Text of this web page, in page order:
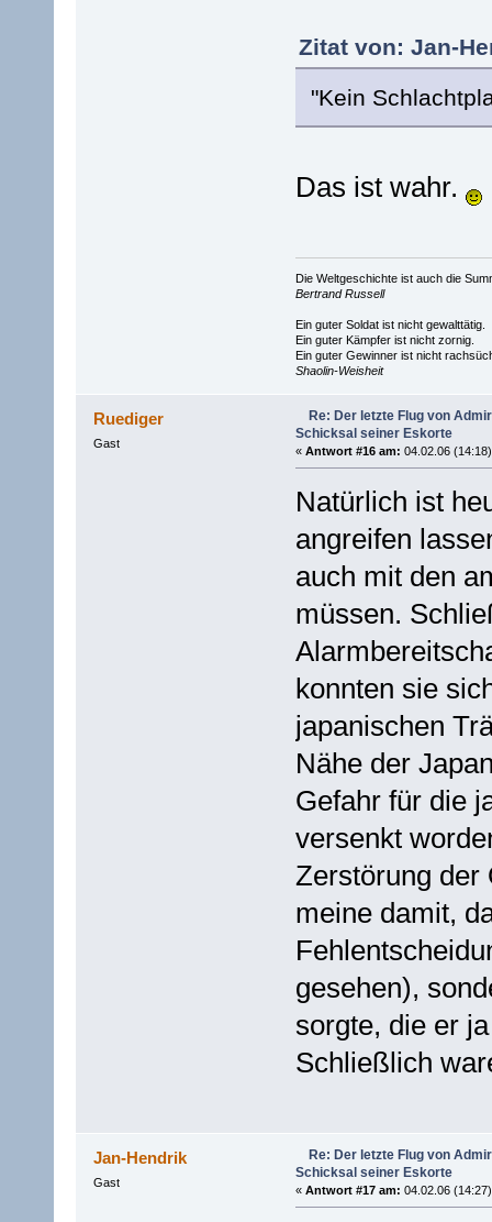
Zitat von: Jan-
"Kein
Das ist wahr.
Die Weltgeschichte ist auch die
Bertrand Russell
Ein guter Soldat ist nicht gewalttätig.
Ein guter Kämpfer ist nicht zornig.
Ein guter Gewinner ist nicht
Shaolin-Weisheit
Ruediger
Gast
Re: Der letzte Flug von
Schicksal seiner Eskorte
« Antwort #16 am: 04.02.06
Natürlich ist
angreifen
auch mit den
müssen.
konnten sie
japanischen
Nähe der
Gefahr für die
versenkt
Zerstörung der
meine damit,
gesehen),
sorgte, die er
Schließlich
Jan-Hendrik
Gast
Re: Der letzte Flug von
Schicksal seiner Eskorte
« Antwort #17 am: 04.02.06